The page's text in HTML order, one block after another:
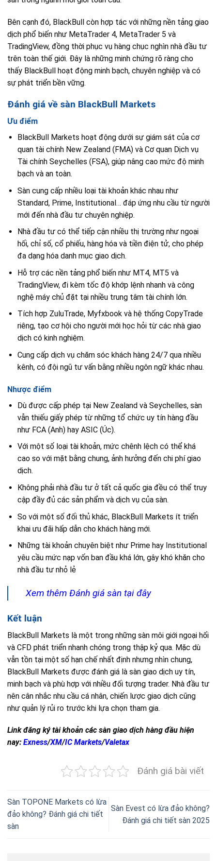
Bên cạnh đó, BlackBull còn hợp tác với những nền tảng giao
dịch phổ biến như MetaTrader 4, MetaTrader 5 và
TradingView, đồng thời phục vụ hàng chục nghìn nhà đầu tư
trên toàn thế giới. Đây là những minh chứng rõ ràng cho
thấy BlackBull hoạt động minh bạch, chuyên nghiệp và có
sự phát triển bền vững.
Đánh giá về sàn BlackBull Markets
Ưu điểm
BlackBull Markets hoạt động dưới sự giám sát của cơ
quan tài chính New Zealand (FMA) và Cơ quan Dịch vụ
Tài chính Seychelles (FSA), giúp nâng cao mức độ minh
bạch và an toàn.
Sàn cung cấp nhiều loại tài khoản khác nhau như
Standard, Prime, Institutional… đáp ứng nhu cầu từ người
mới đến nhà đầu tư chuyên nghiệp.
Nhà đầu tư có thể tiếp cận nhiều thị trường như ngoại
hối, chỉ số, cổ phiếu, hàng hóa và tiền điện tử, cho phép
đa dạng hóa danh mục giao dịch.
Hỗ trợ các nền tảng phổ biến như MT4, MT5 và
TradingView, đi kèm tốc độ khớp lệnh nhanh và công
nghệ máy chủ đặt tại nhiều trung tâm tài chính lớn.
Tích hợp ZuluTrade, Myfxbook và hệ thống CopyTrade
riêng, tạo cơ hội cho người mới học hỏi từ các nhà giao
dịch có kinh nghiệm.
Cung cấp dịch vụ chăm sóc khách hàng 24/7 qua nhiều
kênh, có đội ngũ tư vấn bằng nhiều ngôn ngữ khác nhau.
Nhược điểm
Dù được cấp phép tại New Zealand và Seychelles, sàn
vẫn thiếu giấy phép từ những tổ chức uy tín hàng đầu
như FCA (Anh) hay ASIC (Úc).
Với một số loại tài khoản, mức chênh lệch có thể khá
cao so với mặt bằng chung, ảnh hưởng đến chi phí giao
dịch.
Không phải nhà đầu tư ở tất cả quốc gia đều có thể truy
cập đầy đủ các sản phẩm và dịch vụ của sàn.
So với một số đối thủ khác, BlackBull Markets ít triển
khai ưu đãi hấp dẫn cho khách hàng mới.
Những tài khoản chuyên biệt như Prime hay Institutional
yêu cầu mức nạp vốn ban đầu khá lớn, gây khó khăn cho
nhà đầu tư nhỏ lẻ
Xem thêm Đánh giá sàn tại đây
Kết luận
BlackBull Markets là một trong những sàn môi giới ngoại hối
và CFD phát triển nhanh chóng trong thập kỷ qua. Mặc dù
vẫn tồn tại một số hạn chế nhất định nhưng nhìn chung,
BlackBull Markets được đánh giá là sàn giao dịch uy tín,
minh bạch và phù hợp với nhiều đối tượng trader. Nhà đầu tư
nên cân nhắc nhu cầu cá nhân, chiến lược giao dịch cũng
như quản lý rủi ro trước khi lựa chọn tham gia.
Link đăng ký tài khoản các sàn giao dịch hàng đầu hiện
nay: Exness/XM/IC Markets/Valetax
Đánh giá bài viết
Sàn TOPONE Markets có lừa
đảo không? Đánh giá chi tiết
sàn
Sàn Evest có lừa đảo không?
Đánh giá chi tiết sàn 2025